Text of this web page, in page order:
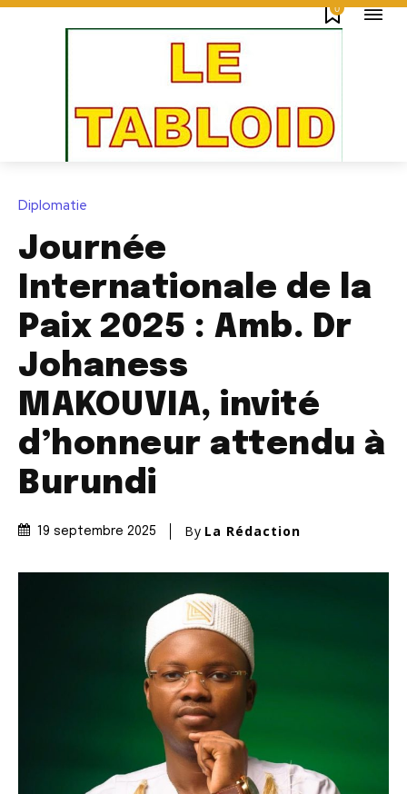
0
Diplomatie
Journée
Internationale de la
Paix 2025 : Amb. Dr
Johaness
MAKOUVIA, invité
d’honneur attendu à
Burundi
19 septembre 2025 By La Rédaction